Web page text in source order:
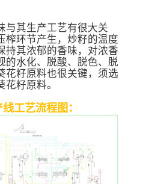
与其生产工艺有很大关
榨环节产生，炒籽的温度
持其浓郁的香味，对浓香
的水化、脱酸、脱色、脱
花籽原料也很关键，须选
籽原料。
工艺流程图：